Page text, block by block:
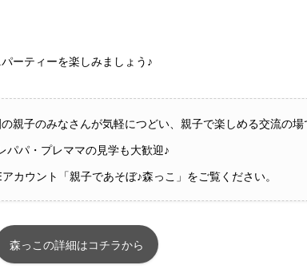
ーティーを楽しみましょう♪
親子のみなさんが気軽につどい、親子で楽しめる交流の場
パパ・プレママの見学も大歓迎♪
カウント「親子であそぼ♪森っこ」をご覧ください。
森っこの詳細はコチラから